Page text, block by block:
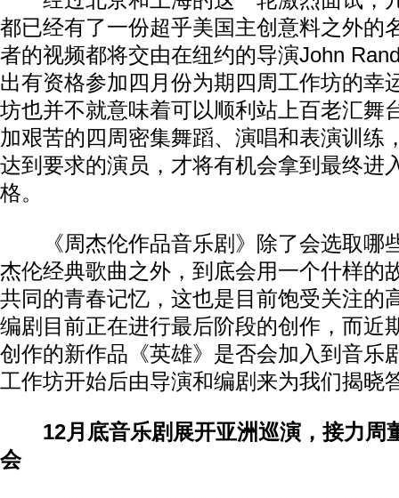
都已经有了一份超乎美国主创意料之外的
者的视频都将交由在纽约的导演John
出有资格参加四月份为期四周工作坊的幸
坊也并不就意味着可以顺利站上百老汇舞
加艰苦的四周密集舞蹈、演唱和表演训练
达到要求的演员，才将有机会拿到最终进
格。
《周杰伦作品音乐剧》除了会选取哪
杰伦经典歌曲之外，到底会用一个什样的
共同的青春记忆，这也是目前饱受关注的
编剧目前正在进行最后阶段的创作，而近
创作的新作品《英雄》是否会加入到音乐
工作坊开始后由导演和编剧来为我们揭晓
12月底音乐剧展开亚洲巡演，接力周
会